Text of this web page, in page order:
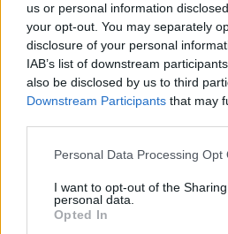
us or personal information
your opt-out. You may separately
disclosure of your personal
IAB’s list of downstream
also be disclosed by us to third
Downstream Participants that may
Personal Data Processing Opt
I want to opt-out of the
personal data.
Opted In
Μαϊάμι Χιτ: Κούρσα με…
Πολλαπλά προβλήματα
Χιτ, Έρικ Σποέλστρα, που
θέση στα playoffs.